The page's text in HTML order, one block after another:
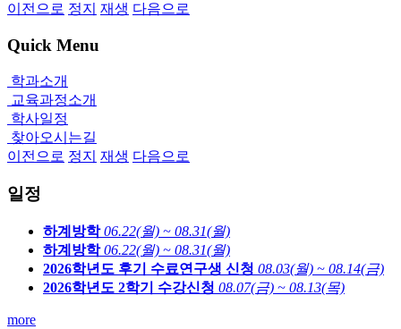
이전으로 정지 재생 다음으로
Quick Menu
학과소개
교육과정소개
학사일정
찾아오시는길
이전으로 정지 재생 다음으로
일정
하계방학 06.22(월) ~ 08.31(월)
하계방학 06.22(월) ~ 08.31(월)
2026학년도 후기 수료연구생 신청 08.03(월) ~ 08.14(금)
2026학년도 2학기 수강신청 08.07(금) ~ 08.13(목)
more